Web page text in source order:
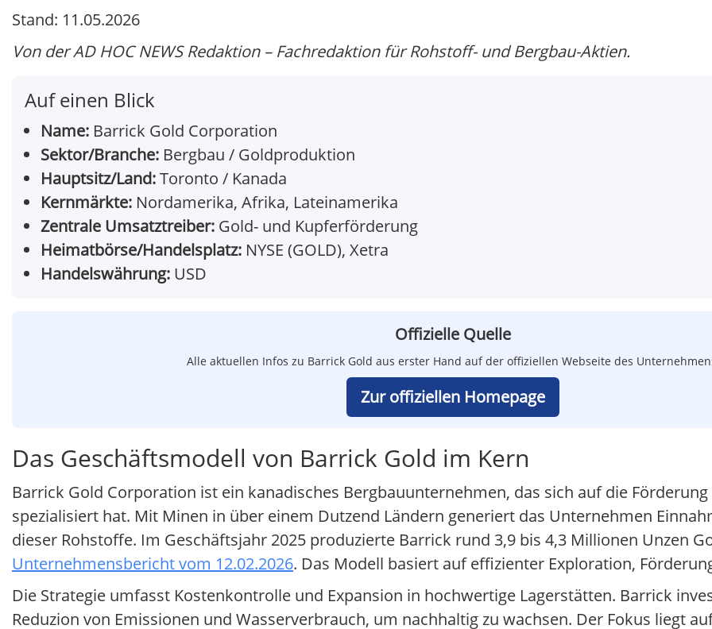
Stand: 11.05.2026
Von der AD HOC NEWS Redaktion – Fachredaktion für Rohstoff- und Bergbau-Aktien.
Auf einen Blick
Name: Barrick Gold Corporation
Sektor/Branche: Bergbau / Goldproduktion
Hauptsitz/Land:Toronto / Kanada
Kernmärkte: Nordamerika, Afrika, Lateinamerika
Zentrale Umsatztreiber: Gold- und Kupferförderung
Heimatbörse/Handelsplatz: NYSE (GOLD), Xetra
Handelswährung: USD
Offizielle Quelle
Alle aktuellen Infos zu Barrick Gold aus erster Hand auf der offiziellen Webseite des
Zur offiziellen Homepage
Das Geschäftsmodell von Barrick Gold im Kern
Barrick Gold Corporation ist ein kanadisches Bergbauunternehmen, das sich auf die
spezialisiert hat. Mit Minen in über einem Dutzend Ländern generiert das Unternehmen
dieser Rohstoffe. Im Geschäftsjahr 2025 produzierte Barrick rund 3,9 bis 4,3 Millionen Unzen
Unternehmensbericht vom 12.02.2026. Das Modell basiert auf effizienter Exploration,
Die Strategie umfasst Kostenkontrolle und Expansion in hochwertige Lagerstätten. Barrick
Reduzion von Emissionen und Wasserverbrauch, um nachhaltig zu wachsen. Der Fokus liegt